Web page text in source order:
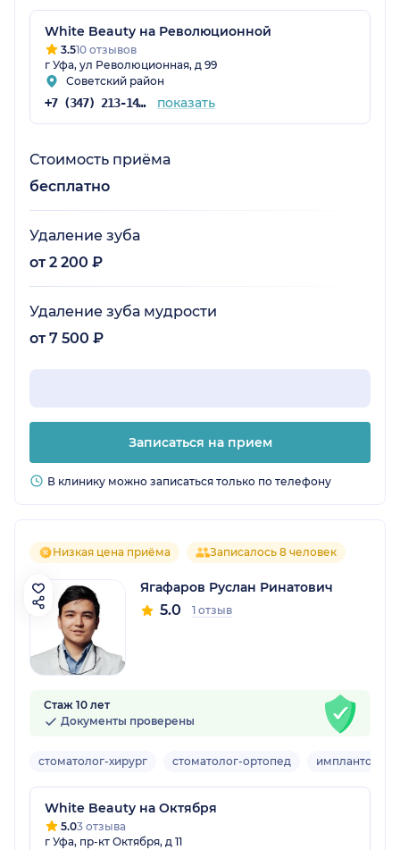
White Beauty на Революционной
3.510 отзывов
г Уфа, ул Революционная, д 99
Советский район
+7 (347) 213-14-23 показать
Стоимость приёма
бесплатно
Удаление зуба
от 2 200 ₽
Удаление зуба мудрости
от 7 500 ₽
Записаться на прием
В клинику можно записаться только по телефону
Низкая цена приёма Записалось 8 человек
Ягафаров Руслан Ринатович
5.0 1 отзыв
Стаж 10 лет
Документы проверены
стоматолог-хирург стоматолог-ортопед имплантолог
White Beauty на Октября
5.03 отзыва
г Уфа, пр-кт Октября, д 11